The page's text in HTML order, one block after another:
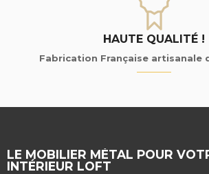
HAUTE QUALITÉ !
Fabrication Française artisanale
LE MOBILIER MÉTAL POUR
INTÉRIEUR LOFT